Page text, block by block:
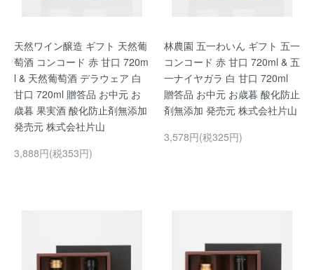
天然ワイン醸造 ギフト 天然葡
萄酒 コンコード 赤 甘口 720m
l & 天然葡萄酒 デラウェア 白
甘口 720ml 贈答品 お中元 お
歳暮 果実酒 酸化防止剤無添加
発売元 株式会社片山
3,888円(税353円)
林農園 五一わいん ギフト 五一
コンコード 赤 甘口 720ml & 五
一ナイヤガラ 白 甘口 720ml
贈答品 お中元 お歳暮 酸化防止
剤無添加 発売元 株式会社片山
3,578円(税325円)